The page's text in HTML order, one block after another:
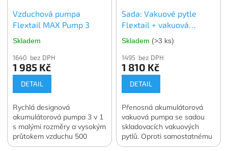
distribuce.
Vzduchová pumpa
Flextail MAX Pump 3
Skladem
1640 bez DPH
1 985 Kč
DETAIL
Rychlá designová
akumulátorová pumpa 3 v 1
s malými rozměry a vysokým
průtokem vzduchu 500
l/min. Navíc funkce svítilny a
Sada: Vakuové pytle
Flextail + vakuová
Vacuum Pump
Skladem (>3 ks)
1495 bez DPH
1 810 Kč
DETAIL
Přenosná akumulátorová
vakuová pumpa se sadou
skladovacích vakuových
pytlů. Oproti samostatnému
nákupu ušetříte 400 Kč.